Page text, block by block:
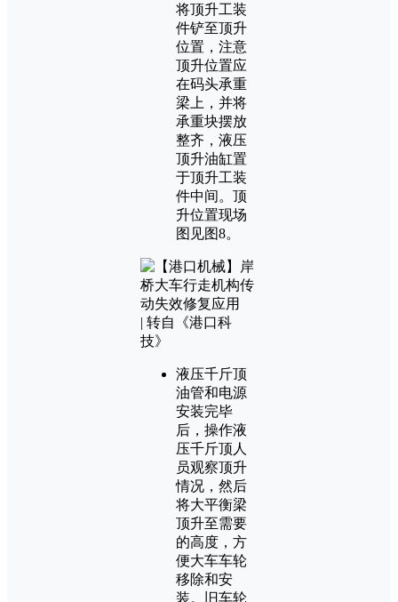
将顶升工装
件铲至顶升
位置，注意
顶升位置应
在码头承重
梁上，并将
承重块摆放
整齐，液压
顶升油缸置
于顶升工装
件中间。顶
升位置现场
图见图8。
液压千斤顶
油管和电源
安装完毕
后，操作液
压千斤顶人
员观察顶升
情况，然后
将大平衡梁
顶升至需要
的高度，方
便大车车轮
移除和安
装。旧车轮